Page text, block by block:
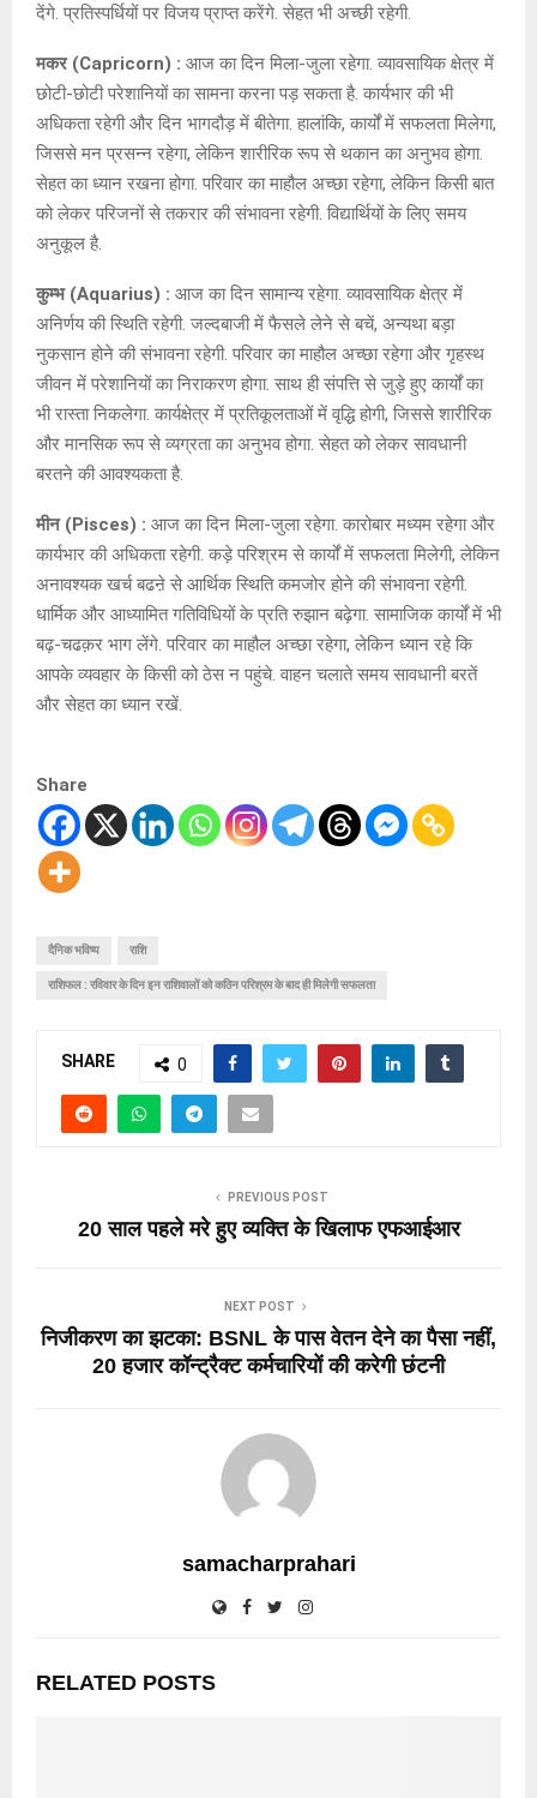
देंगे. प्रतिस्पर्धियों पर विजय प्राप्त करेंगे. सेहत भी अच्छी रहेगी.
मकर (Capricorn) : आज का दिन मिला-जुला रहेगा. व्यावसायिक क्षेत्र में
छोटी-छोटी परेशानियों का सामना करना पड़ सकता है. कार्यभार की भी
अधिकता रहेगी और दिन भागदौड़ में बीतेगा. हालांकि, कार्यों में सफलता मिलेगा,
जिससे मन प्रसन्न रहेगा, लेकिन शारीरिक रूप से थकान का अनुभव होगा.
सेहत का ध्यान रखना होगा. परिवार का माहौल अच्छा रहेगा, लेकिन किसी बात
को लेकर परिजनों से तकरार की संभावना रहेगी. विद्यार्थियों के लिए समय
अनुकूल है.
कुम्भ (Aquarius) : आज का दिन सामान्य रहेगा. व्यावसायिक क्षेत्र में
अनिर्णय की स्थिति रहेगी. जल्दबाजी में फैसले लेने से बचें, अन्यथा बड़ा
नुकसान होने की संभावना रहेगी. परिवार का माहौल अच्छा रहेगा और गृहस्थ
जीवन में परेशानियों का निराकरण होगा. साथ ही संपत्ति से जुड़े हुए कार्यों का
भी रास्ता निकलेगा. कार्यक्षेत्र में प्रतिकूलताओं में वृद्धि होगी, जिससे शारीरिक
और मानसिक रूप से व्यग्रता का अनुभव होगा. सेहत को लेकर सावधानी
बरतने की आवश्यकता है.
मीन (Pisces) : आज का दिन मिला-जुला रहेगा. कारोबार मध्यम रहेगा और
कार्यभार की अधिकता रहेगी. कड़े परिश्रम से कार्यों में सफलता मिलेगी, लेकिन
अनावश्यक खर्च बढऩे से आर्थिक स्थिति कमजोर होने की संभावना रहेगी.
धार्मिक और आध्यामित गतिविधियों के प्रति रुझान बढ़ेगा. सामाजिक कार्यों में भी
बढ़-चढक़र भाग लेंगे. परिवार का माहौल अच्छा रहेगा, लेकिन ध्यान रहे कि
आपके व्यवहार के किसी को ठेस न पहुंचे. वाहन चलाते समय सावधानी बरतें
और सेहत का ध्यान रखें.
Share
दैनिक भविष्य राशि
राशिफल : रविवार के दिन इन राशिवालों को कठिन परिश्रम के बाद ही मिलेगी सफलता
SHARE 0
PREVIOUS POST
20 साल पहले मरे हुए व्यक्ति के खिलाफ एफआईआर
NEXT POST
निजीकरण का झटका: BSNL के पास वेतन देने का पैसा नहीं,
20 हजार कॉन्ट्रैक्ट कर्मचारियों की करेगी छंटनी
samacharprahari
RELATED POSTS